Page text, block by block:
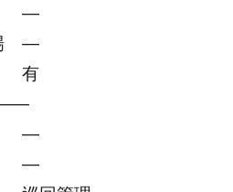
―
―
有
―
―